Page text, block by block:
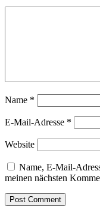
Name *
E-Mail-Adresse *
Website
Name, E-Mail-
meinen nächsten